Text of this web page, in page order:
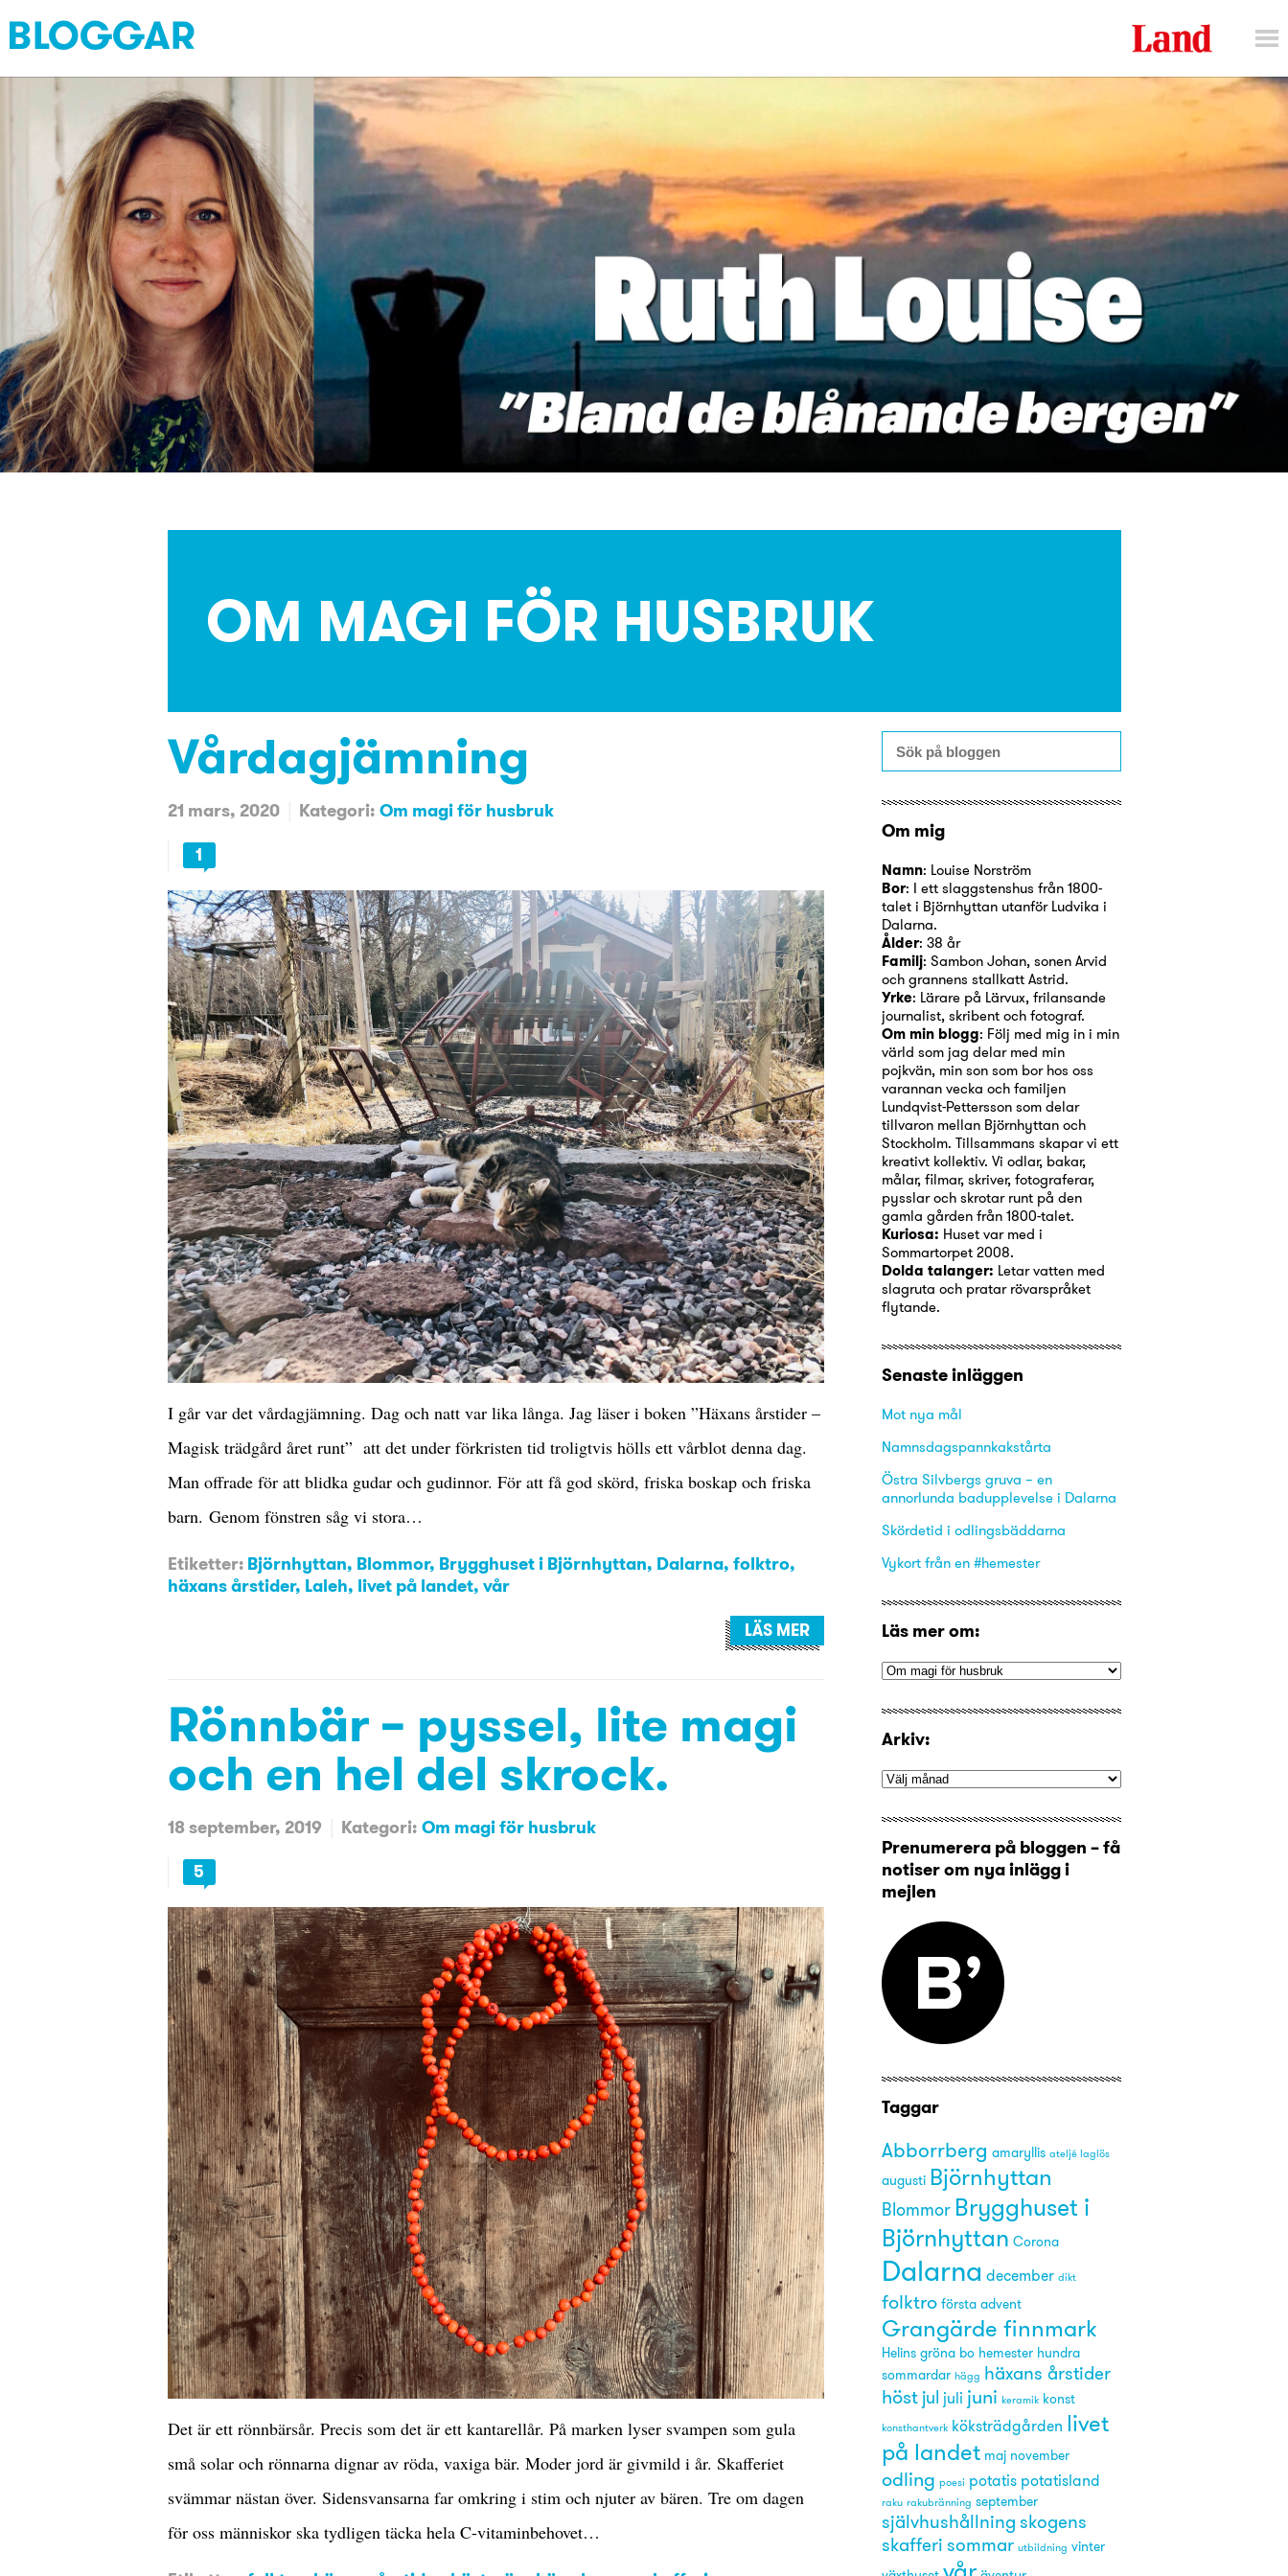
OM MAGI FÖR HUSBRUK
Vårdagjämning
21 mars, 2020 Kategori: Om magi för husbruk
1
I går var det vårdagjämning. Dag och natt var lika långa. Jag läser i boken ”Häxans årstider –
Magisk trädgård året runt” att det under förkristen tid troligtvis hölls ett vårblot denna dag.
Man offrade för att blidka gudar och gudinnor. För att få god skörd, friska boskap och friska
barn. Genom fönstren såg vi stora…
Etiketter: Björnhyttan, Blommor, Brygghuset i Björnhyttan, Dalarna, folktro,
häxans årstider, Laleh, livet på landet, vår
LÄS MER
Rönnbär – pyssel, lite magi
och en hel del skrock.
18 september, 2019 Kategori: Om magi för husbruk
5
Det är ett rönnbärsår. Precis som det är ett kantarellår. På marken lyser svampen som gula
små solar och rönnarna dignar av röda, vaxiga bär. Moder jord är givmild i år. Skafferiet
svämmar nästan över. Sidensvansarna far omkring i stim och njuter av bären. Tre om dagen
för oss människor ska tydligen täcka hela C-vitaminbehovet…
Om mig
Namn: Louise Norström
Bor: I ett slaggstenshus från 1800-
talet i Björnhyttan utanför Ludvika i
Dalarna.
Ålder: 38 år
Familj: Sambon Johan, sonen Arvid
och grannens stallkatt Astrid.
Yrke: Lärare på Lärvux, frilansande
journalist, skribent och fotograf.
Om min blogg: Följ med mig in i min
värld som jag delar med min
pojkvän, min son som bor hos oss
varannan vecka och familjen
Lundqvist-Pettersson som delar
tillvaron mellan Björnhyttan och
Stockholm. Tillsammans skapar vi ett
kreativt kollektiv. Vi odlar, bakar,
målar, filmar, skriver, fotograferar,
pysslar och skrotar runt på den
gamla gården från 1800-talet.
Kuriosa: Huset var med i
Sommartorpet 2008.
Dolda talanger: Letar vatten med
slagruta och pratar rövarspråket
flytande.
Senaste inläggen
Mot nya mål
Namnsdagspannkakstårta
Östra Silvbergs gruva – en
annorlunda badupplevelse i Dalarna
Skördetid i odlingsbäddarna
Vykort från en #hemester
Läs mer om:
Arkiv:
Prenumerera på bloggen – få
notiser om nya inlägg i
mejlen
Taggar
Abborrberg amaryllis ateljé laglös
augusti Björnhyttan
Blommor Brygghuset i
Björnhyttan Corona
Dalarna december dikt
folktro första advent
Grangärde finnmark
Helins gröna bo hemester hundra
sommardar hägg häxans årstider
höst jul juli juni keramik konst
konsthantverk köksträdgården livet
på landet maj november
odling poesi potatis potatisland
raku rakubränning september
självhushållning skogens
skafferi sommar utbildning vinter